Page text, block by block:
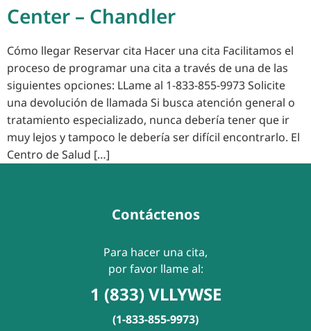
Center – Chandler
Cómo llegar Reservar cita Hacer una cita Facilitamos el
proceso de programar una cita a través de una de las
siguientes opciones: LLame al 1-833-855-9973 Solicite
una devolución de llamada Si busca atención general o
tratamiento especializado, nunca debería tener que ir
muy lejos y tampoco le debería ser difícil encontrarlo. El
Centro de Salud […]
Contáctenos
Para hacer una cita,
por favor llame al:
1 (833) VLLYWSE
(1-833-855-9973)